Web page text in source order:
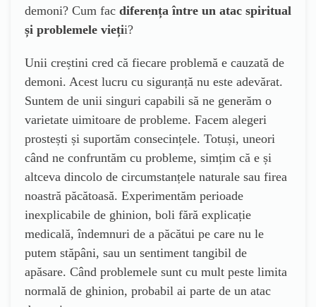
demoni? Cum fac diferența între un atac spiritual
și problemele vieții?
Unii creștini cred că fiecare problemă e cauzată de
demoni. Acest lucru cu siguranță nu este adevărat.
Suntem de unii singuri capabili să ne generăm o
varietate uimitoare de probleme. Facem alegeri
prostești și suportăm consecințele. Totuși, uneori
când ne confruntăm cu probleme, simțim că e și
altceva dincolo de circumstanțele naturale sau firea
noastră păcătoasă. Experimentăm perioade
inexplicabile de ghinion, boli fără explicație
medicală, îndemnuri de a păcătui pe care nu le
putem stăpâni, sau un sentiment tangibil de
apăsare. Când problemele sunt cu mult peste limita
normală de ghinion, probabil ai parte de un atac